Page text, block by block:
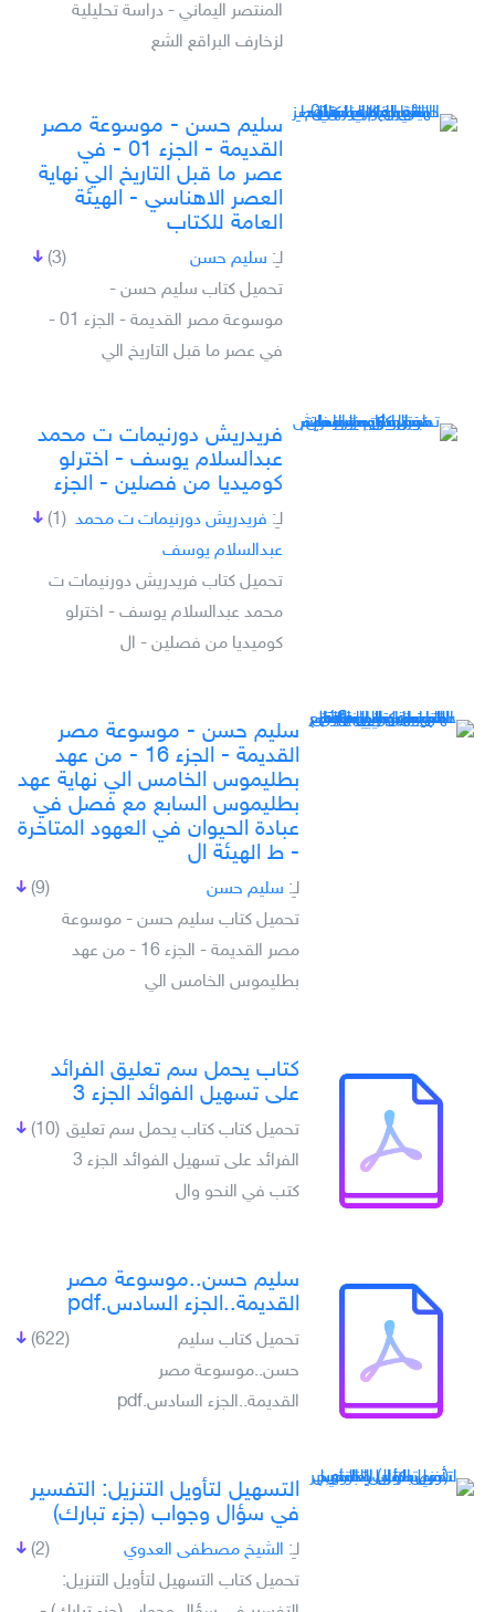
المنتصر اليماني - دراسة تحليلية
لزخارف البراقع الشع
سليم حسن - موسوعة مصر
القديمة - الجزء 01 - في
عصر ما قبل التاريخ الي نهاية
العصر الاهناسي - الهيئة
العامة للكتاب
(3) لـِ: سليم حسن
تحميل كتاب سليم حسن -
موسوعة مصر القديمة - الجزء 01 -
في عصر ما قبل التاريخ الي
فريدريش دورنيمات ت محمد
عبدالسلام يوسف - اخترلو
كوميديا من فصلين - الجزء
(1) لـِ: فريدريش دورنيمات ت محمد
عبدالسلام يوسف
تحميل كتاب فريدريش دورنيمات ت
محمد عبدالسلام يوسف - اخترلو
كوميديا من فصلين - ال
سليم حسن - موسوعة مصر
القديمة - الجزء 16 - من عهد
بطليموس الخامس الي نهاية عهد
بطليموس السابع مع فصل في
عبادة الحيوان في العهود المتاخرة
- ط الهيئة ال
(9) لـِ: سليم حسن
تحميل كتاب سليم حسن - موسوعة
مصر القديمة - الجزء 16 - من عهد
بطليموس الخامس الي
كتاب يحمل سم تعليق الفرائد
على تسهيل الفوائد الجزء 3
(10) تحميل كتاب كتاب يحمل سم تعليق
الفرائد على تسهيل الفوائد الجزء 3
كتب في النحو وال
سليم حسن..موسوعة مصر
القديمة..الجزء السادس.pdf
(622)
تحميل كتاب سليم
حسن..موسوعة مصر
القديمة..الجزء السادس.pdf
التسهيل لتأويل التنزيل: التفسير
في سؤال وجواب (جزء تبارك)
(2) لـِ: الشيخ مصطفى العدوي
تحميل كتاب التسهيل لتأويل التنزيل: